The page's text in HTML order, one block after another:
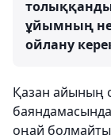
толыққанды
ұйымның не
ойлану
Қазан айының
оңай